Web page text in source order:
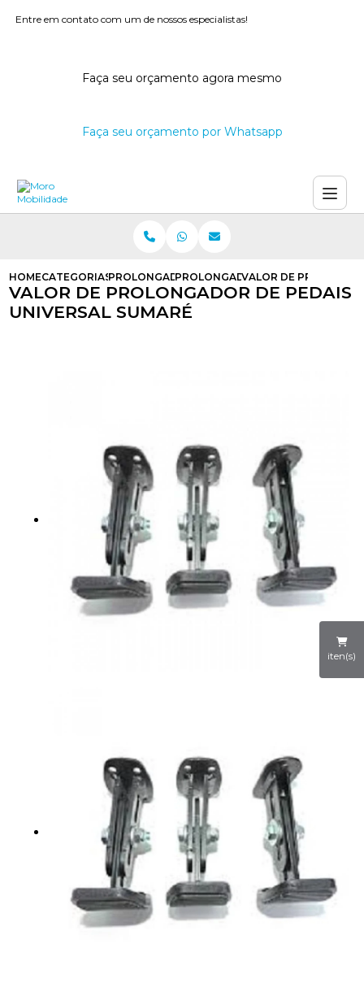
Entre em contato com um de nossos especialistas!
Faça seu orçamento agora mesmo
Faça seu orçamento por Whatsapp
iten(s)
HOMECATEGORIASPROLONGADOR DE PEDAIS
PROLONGADOR DE PEDAIS DE
VALOR DE
VALOR DE PROLONGADOR DE PEDAIS
UNIVERSAL SUMARÉ